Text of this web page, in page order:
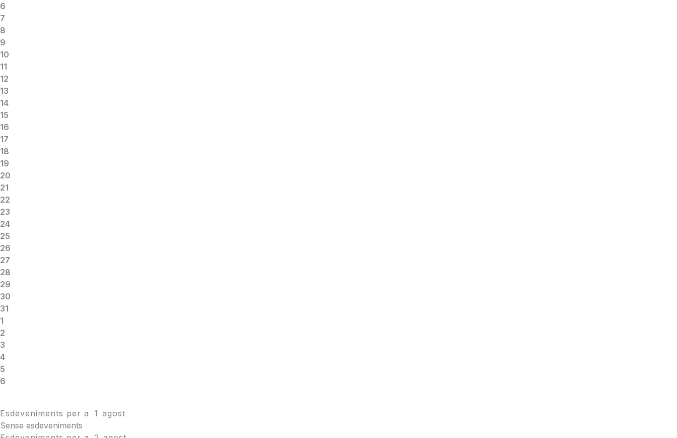
6
7
8
9
10
11
12
13
14
15
16
17
18
19
20
21
22
23
24
25
26
27
28
29
30
31
1
2
3
4
5
6
Esdeveniments per a 1 agost
Sense esdeveniments